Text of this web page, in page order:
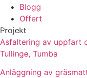
Blogg
Offert
Projekt
Asfaltering av uppfart
Tullinge, Tumba
Anläggning av